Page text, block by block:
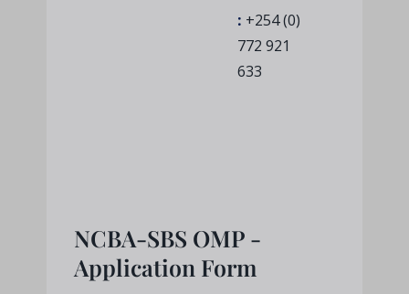
: +254 (0)
772 921
633
NCBA-SBS OMP -
Application Form